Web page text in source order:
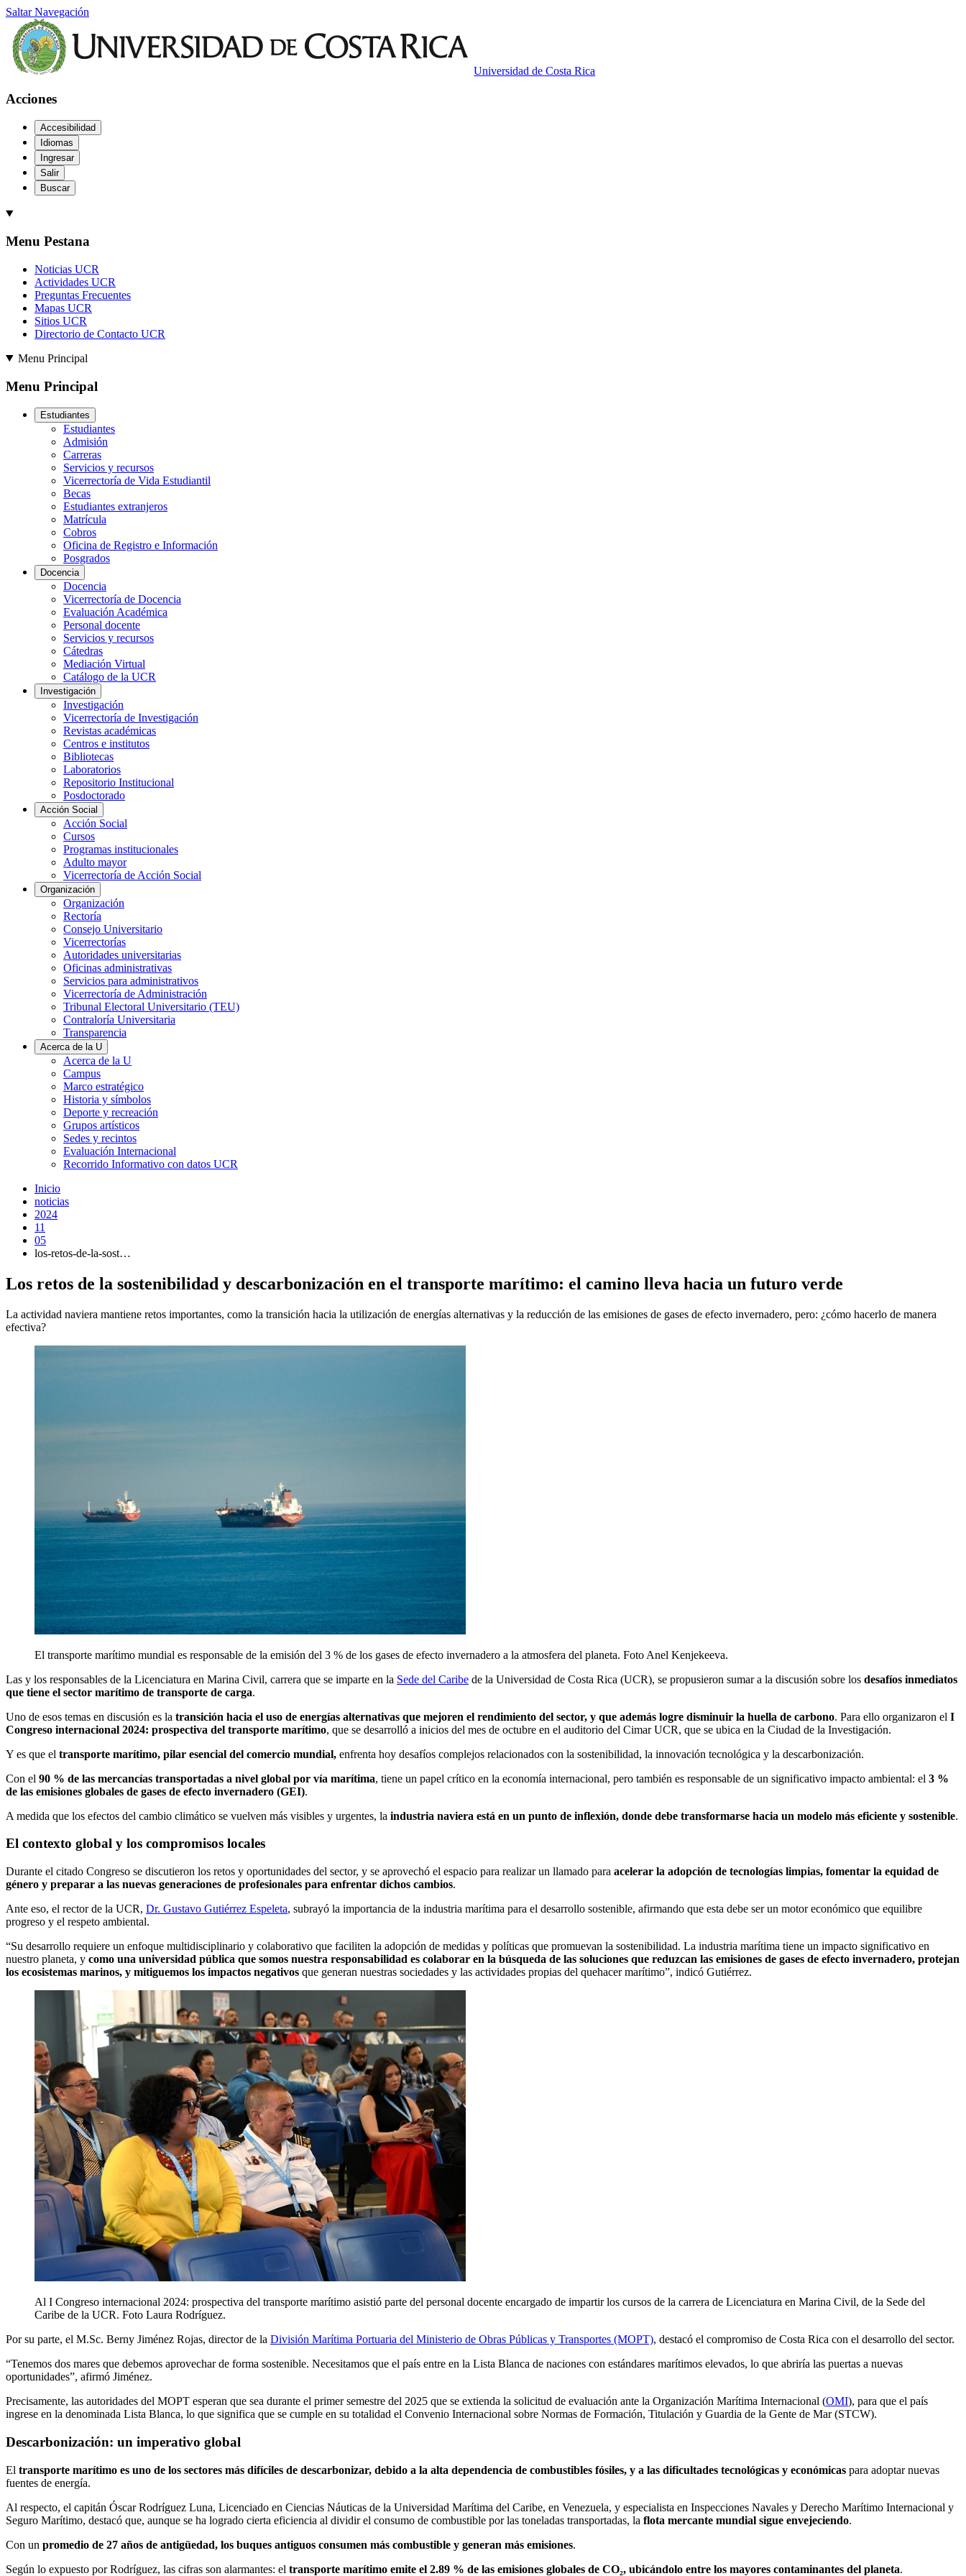
Saltar Navegación
Universidad de Costa Rica
Acciones
Accesibilidad
Idiomas
Ingresar
Salir
Buscar
Menu Pestana
Noticias UCR
Actividades UCR
Preguntas Frecuentes
Mapas UCR
Sitios UCR
Directorio de Contacto UCR
Menu Principal
Menu Principal
Estudiantes
Estudiantes
Admisión
Carreras
Servicios y recursos
Vicerrectoría de Vida Estudiantil
Becas
Estudiantes extranjeros
Matrícula
Cobros
Oficina de Registro e Información
Posgrados
Docencia
Docencia
Vicerrectoría de Docencia
Evaluación Académica
Personal docente
Servicios y recursos
Cátedras
Mediación Virtual
Catálogo de la UCR
Investigación
Investigación
Vicerrectoría de Investigación
Revistas académicas
Centros e institutos
Bibliotecas
Laboratorios
Repositorio Institucional
Posdoctorado
Acción Social
Acción Social
Cursos
Programas institucionales
Adulto mayor
Vicerrectoría de Acción Social
Organización
Organización
Rectoría
Consejo Universitario
Vicerrectorías
Autoridades universitarias
Oficinas administrativas
Servicios para administrativos
Vicerrectoría de Administración
Tribunal Electoral Universitario (TEU)
Contraloría Universitaria
Transparencia
Acerca de la U
Acerca de la U
Campus
Marco estratégico
Historia y símbolos
Deporte y recreación
Grupos artísticos
Sedes y recintos
Evaluación Internacional
Recorrido Informativo con datos UCR
Inicio
noticias
2024
11
05
los-retos-de-la-sost…
Los retos de la sostenibilidad y descarbonización en el transporte marítimo: el camino lleva hacia un futuro verde
La actividad naviera mantiene retos importantes, como la transición hacia la utilización de energías alternativas y la reducción de las emisiones de gases de efecto invernadero, pero: ¿cómo hacerlo de manera
efectiva?
El transporte marítimo mundial es responsable de la emisión del 3 % de los gases de efecto invernadero a la atmosfera del planeta. Foto Anel Kenjekeeva.
Las y los responsables de la Licenciatura en Marina Civil, carrera que se imparte en la Sede del Caribe de la Universidad de Costa Rica (UCR), se propusieron sumar a la discusión sobre los desafíos inmediatos
que tiene el sector marítimo de transporte de carga.
Uno de esos temas en discusión es la transición hacia el uso de energías alternativas que mejoren el rendimiento del sector, y que además logre disminuir la huella de carbono. Para ello organizaron el I
Congreso internacional 2024: prospectiva del transporte marítimo, que se desarrolló a inicios del mes de octubre en el auditorio del Cimar UCR, que se ubica en la Ciudad de la Investigación.
Y es que el transporte marítimo, pilar esencial del comercio mundial, enfrenta hoy desafíos complejos relacionados con la sostenibilidad, la innovación tecnológica y la descarbonización.
Con el 90 % de las mercancías transportadas a nivel global por vía marítima, tiene un papel crítico en la economía internacional, pero también es responsable de un significativo impacto ambiental: el 3 %
de las emisiones globales de gases de efecto invernadero (GEI).
A medida que los efectos del cambio climático se vuelven más visibles y urgentes, la industria naviera está en un punto de inflexión, donde debe transformarse hacia un modelo más eficiente y sostenible.
El contexto global y los compromisos locales
Durante el citado Congreso se discutieron los retos y oportunidades del sector, y se aprovechó el espacio para realizar un llamado para acelerar la adopción de tecnologías limpias, fomentar la equidad de
género y preparar a las nuevas generaciones de profesionales para enfrentar dichos cambios.
Ante eso, el rector de la UCR, Dr. Gustavo Gutiérrez Espeleta, subrayó la importancia de la industria marítima para el desarrollo sostenible, afirmando que esta debe ser un motor económico que equilibre
progreso y el respeto ambiental.
“Su desarrollo requiere un enfoque multidisciplinario y colaborativo que faciliten la adopción de medidas y políticas que promuevan la sostenibilidad. La industria marítima tiene un impacto significativo en
nuestro planeta, y como una universidad pública que somos nuestra responsabilidad es colaborar en la búsqueda de las soluciones que reduzcan las emisiones de gases de efecto invernadero, protejan
los ecosistemas marinos, y mitiguemos los impactos negativos que generan nuestras sociedades y las actividades propias del quehacer marítimo”, indicó Gutiérrez.
Al I Congreso internacional 2024: prospectiva del transporte marítimo asistió parte del personal docente encargado de impartir los cursos de la carrera de Licenciatura en Marina Civil, de la Sede del
Caribe de la UCR. Foto Laura Rodríguez.
Por su parte, el M.Sc. Berny Jiménez Rojas, director de la División Marítima Portuaria del Ministerio de Obras Públicas y Transportes (MOPT), destacó el compromiso de Costa Rica con el desarrollo del sector.
“Tenemos dos mares que debemos aprovechar de forma sostenible. Necesitamos que el país entre en la Lista Blanca de naciones con estándares marítimos elevados, lo que abriría las puertas a nuevas
oportunidades”, afirmó Jiménez.
Precisamente, las autoridades del MOPT esperan que sea durante el primer semestre del 2025 que se extienda la solicitud de evaluación ante la Organización Marítima Internacional (OMI), para que el país
ingrese en la denominada Lista Blanca, lo que significa que se cumple en su totalidad el Convenio Internacional sobre Normas de Formación, Titulación y Guardia de la Gente de Mar (STCW).
Descarbonización: un imperativo global
El transporte marítimo es uno de los sectores más difíciles de descarbonizar, debido a la alta dependencia de combustibles fósiles, y a las dificultades tecnológicas y económicas para adoptar nuevas
fuentes de energía.
Al respecto, el capitán Óscar Rodríguez Luna, Licenciado en Ciencias Náuticas de la Universidad Marítima del Caribe, en Venezuela, y especialista en Inspecciones Navales y Derecho Marítimo Internacional y
Seguro Marítimo, destacó que, aunque se ha logrado cierta eficiencia al dividir el consumo de combustible por las toneladas transportadas, la flota mercante mundial sigue envejeciendo.
Con un promedio de 27 años de antigüedad, los buques antiguos consumen más combustible y generan más emisiones.
Según lo expuesto por Rodríguez, las cifras son alarmantes: el transporte marítimo emite el 2.89 % de las emisiones globales de CO₂, ubicándolo entre los mayores contaminantes del planeta.